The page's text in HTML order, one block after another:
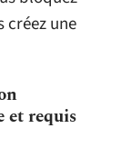
créez une
et requis